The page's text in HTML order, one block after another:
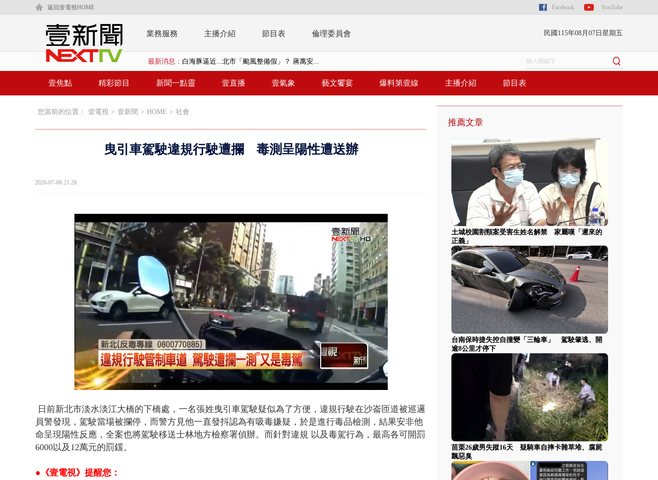
返回壹電視HOME Facebook YouTube
業務服務 主播介紹 節目表 倫理委員會 民國115年08月07日星期五
最新消息： 白海豚逼近...北市「颱風整備假」？ 蔣萬安...
壹氣象／白海豚進逼！ 外圍雲系影響 北部...
貨車鬼切釀禍 砂石車為閃避悚撞4車釀3傷
壹焦點 精彩節目 新聞一點靈 壹直播 壹氣象 藝文饗宴 爆料第壹線 主播介紹 節目表
您當前的位置： 壹電視 > 壹新聞 > HOME > 社會
曳引車駕駛違規行駛遭攔 毒測呈陽性遭送辦
2026-07-06 21:26
Unmute Loaded
63.18%
日前新北市淡水淡江大橋的下橋處，一名張姓曳引車駕駛疑似為了方便，違規行駛在沙崙匝道被巡邏
員警發現，駕駛當場被攔停，而警方見他一直發抖認為有吸毒嫌疑，於是進行毒品檢測，結果安非他
命呈現陽性反應， 全案也將駕駛移送士林地方檢察署偵辦。而針對違規 以及毒駕行為，最高各可開罰
6000以及12萬元的罰鍰。
●《壹電視》提醒您：
推薦文章
土城校園割頸案受害生姓名解禁 家屬嘆「遲來的
正義」
台南保時捷失控自撞變「三輪車」 駕駛肇逃、開
逾8公里才停下
苗栗26歲男失蹤16天 疑騎車自摔卡雜草堆、腐屍
飄惡臭